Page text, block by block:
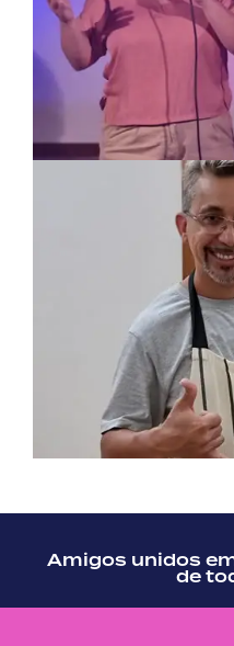
Amigos unidos
de